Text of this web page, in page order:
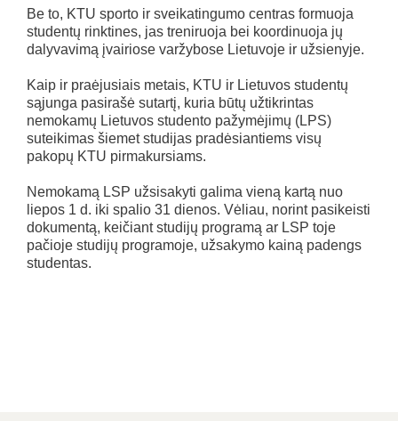
Be to, KTU sporto ir sveikatingumo centras formuoja
studentų rinktines, jas treniruoja bei koordinuoja jų
dalyvavimą įvairiose varžybose Lietuvoje ir užsienyje.
Kaip ir praėjusiais metais, KTU ir Lietuvos studentų
sąjunga pasirašė sutartį, kuria būtų užtikrintas
nemokamų Lietuvos studento pažymėjimų (LPS)
suteikimas šiemet studijas pradėsiantiems visų
pakopų KTU pirmakursiams.
Nemokamą LSP užsisakyti galima vieną kartą nuo
liepos 1 d. iki spalio 31 dienos. Vėliau, norint pasikeisti
dokumentą, keičiant studijų programą ar LSP toje
pačioje studijų programoje, užsakymo kainą padengs
studentas.